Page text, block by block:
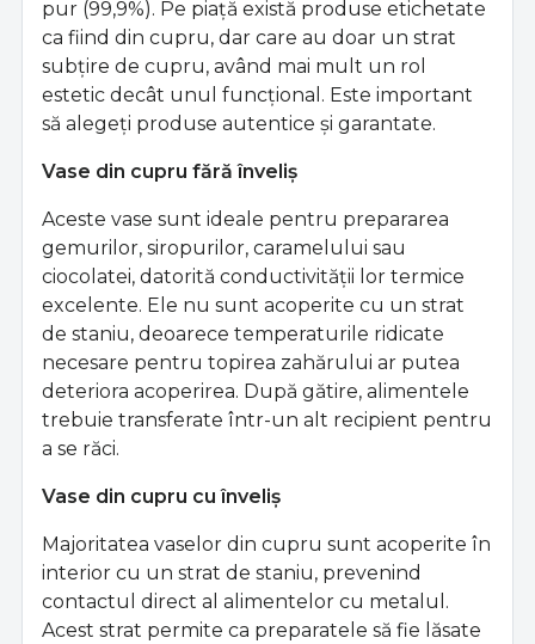
pur (99,9%). Pe piață există produse etichetate
ca fiind din cupru, dar care au doar un strat
subțire de cupru, având mai mult un rol
estetic decât unul funcțional. Este important
să alegeți produse autentice și garantate.
Vase din cupru fără înveliș
Aceste vase sunt ideale pentru prepararea
gemurilor, siropurilor, caramelului sau
ciocolatei, datorită conductivității lor termice
excelente. Ele nu sunt acoperite cu un strat
de staniu, deoarece temperaturile ridicate
necesare pentru topirea zahărului ar putea
deteriora acoperirea. După gătire, alimentele
trebuie transferate într-un alt recipient pentru
a se răci.
Vase din cupru cu înveliș
Majoritatea vaselor din cupru sunt acoperite în
interior cu un strat de staniu, prevenind
contactul direct al alimentelor cu metalul.
Acest strat permite ca preparatele să fie lăsate